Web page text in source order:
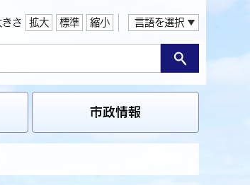
さ 拡大 標準 縮小 言語を選択
市政情報